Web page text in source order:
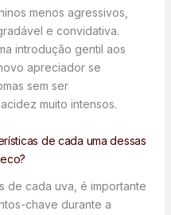
menos agressivos,
e convidativa.
introdução gentil aos
apreciador se
sem ser
muito intensos.
de cada uma dessas
de cada uva, é importante
chave durante a